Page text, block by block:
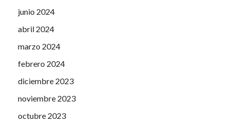
junio 2024
abril 2024
marzo 2024
febrero 2024
diciembre 2023
noviembre 2023
octubre 2023